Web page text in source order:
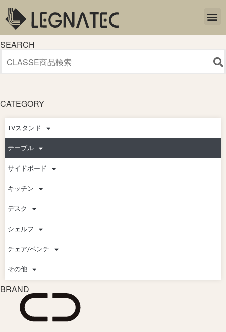
SEARCH
CATEGORY
TVスタンド
テーブル
サイドボード
キッチン
デスク
シェルフ
チェア/ベンチ
その他
BRAND